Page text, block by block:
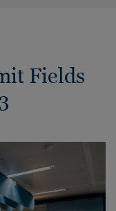
Fields